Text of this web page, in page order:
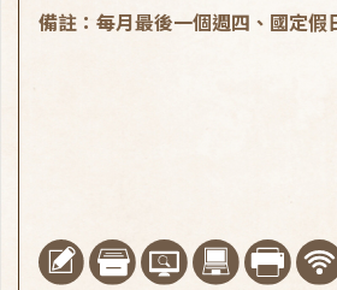
備註：每月最後一個週四、國定假